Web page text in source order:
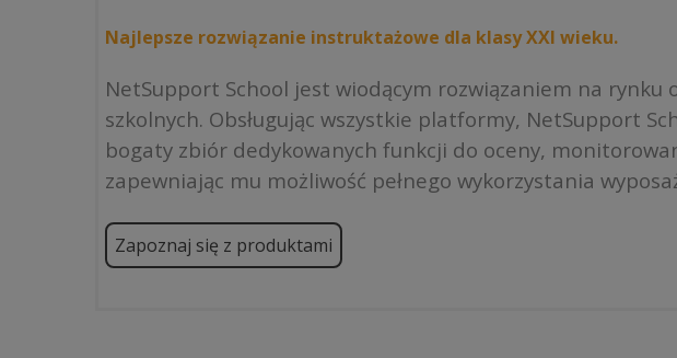
stronie
Najlepsze rozwiązanie instruktażowe dla klasy XXI wieku.
NetSupport School jest wiodącym rozwiązaniem na rynku
szkolnych. Obsługując wszystkie platformy, NetSupport
bogaty zbiór dedykowanych funkcji do oceny,
zapewniając mu możliwość pełnego wykorzystania
Zapoznaj się z produktami